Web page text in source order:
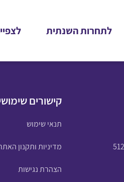
לתחרות השנתית
קישורים
תנאי שימוש
מדיניות ותקנון
הצהרת נגישות